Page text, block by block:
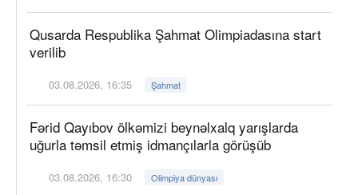
Qusarda Respublika Şahmat Olimpiadasına start
verilib
03.08.2026, 16:35 Şahmat
Fərid Qayıbov ölkəmizi beynəlxalq yarışlarda
uğurla təmsil etmiş idmançılarla görüşüb
03.08.2026, 16:30 Olimpiya dünyası